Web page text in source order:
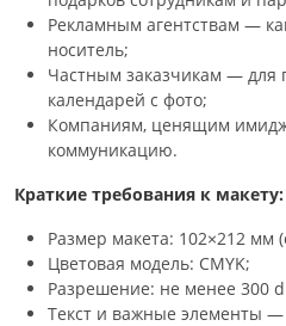
Рекламным агентствам —
носитель;
Частным заказчикам — для
календарей с фото;
Компаниям, ценящим
коммуникацию.
Краткие требования к макету:
Размер макета: 102×212 мм
Цветовая модель: CMYK;
Разрешение: не менее 300
Текст и важные элементы